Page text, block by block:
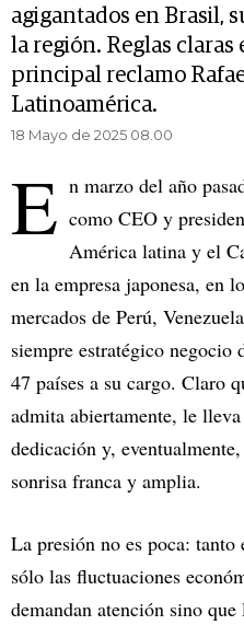
agigantados en Brasil,
la región. Reglas claras
principal reclamo
Latinoamérica.
18 Mayo de 2025 08.00
E n marzo del año
como CEO y
América latina y el
en la empresa japonesa, en
mercados de Perú,
siempre estratégico negocio
47 países a su cargo. Claro
admita abiertamente, le
dedicación y,
sonrisa franca y amplia.
La presión no es poca:
sólo las fluctuaciones
demandan atención sino